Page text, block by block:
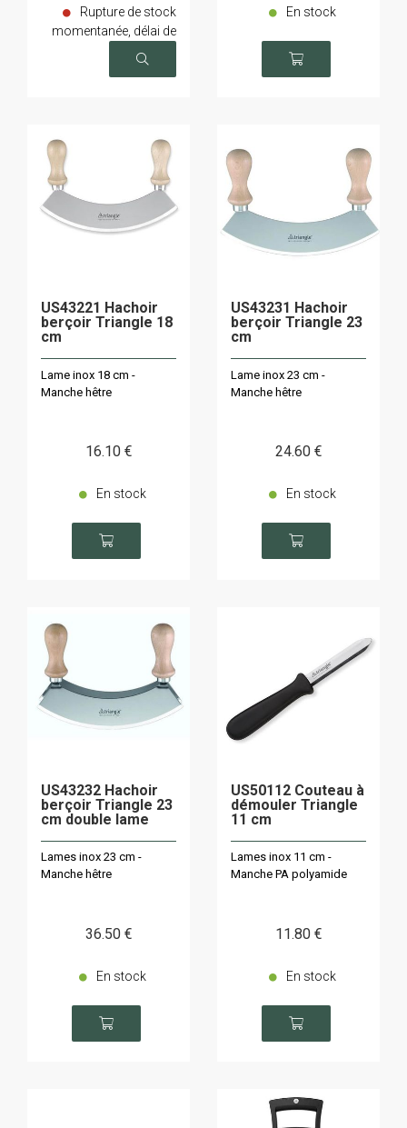
Rupture de stock
momentanée, délai de
livraison sur demande
En stock
US43221 Hachoir
berçoir Triangle 18
cm
Lame inox 18 cm -
Manche hêtre
16.10 €
En stock
US43231 Hachoir
berçoir Triangle 23
cm
Lame inox 23 cm -
Manche hêtre
24.60 €
En stock
US43232 Hachoir
berçoir Triangle 23
cm double lame
Lames inox 23 cm -
Manche hêtre
36.50 €
En stock
US50112 Couteau à
démouler Triangle
11 cm
Lames inox 11 cm -
Manche PA polyamide
11.80 €
En stock